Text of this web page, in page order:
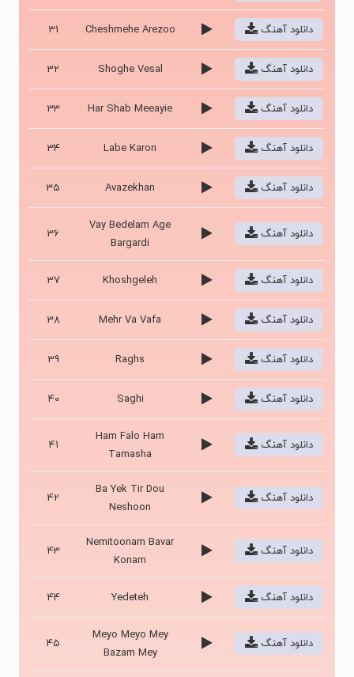
31 Cheshmehe Arezoo دانلود آهنگ
32 Shoghe Vesal دانلود آهنگ
33 Har Shab Meeayie دانلود آهنگ
34 Labe Karon دانلود آهنگ
35 Avazekhan دانلود آهنگ
36
Vay Bedelam Age
Bargardi
دانلود آهنگ
37 Khoshgeleh دانلود آهنگ
38 Mehr Va Vafa دانلود آهنگ
39 Raghs دانلود آهنگ
40 Saghi دانلود آهنگ
41
Ham Falo Ham
Tamasha
دانلود آهنگ
42
Ba Yek Tir Dou
Neshoon
دانلود آهنگ
43
Nemitoonam Bavar
Konam
دانلود آهنگ
44 Yedeteh دانلود آهنگ
45
Meyo Meyo Mey
Bazam Mey
دانلود آهنگ